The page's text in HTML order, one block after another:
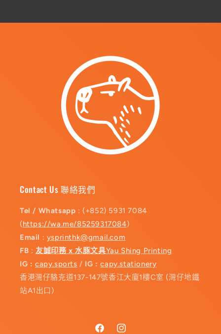
Contact Us 聯絡我們
Tel / Whatsapp : (+852) 5931 7084
(https://wa.me/85259317084)
Email : ysprinthk@gmail.com
FB :友誠印務 x 水豚文具Yau Shing Printing
IG : capy.sports / IG :capy.stationery
香港灣仔駱克道137-147號香江大廈1樓C室 (灣仔地鐵
站A1出口)